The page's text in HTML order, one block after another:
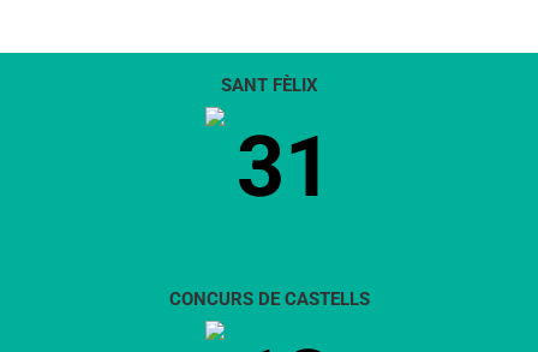
SANT FÈLIX
31
CONCURS DE CASTELLS